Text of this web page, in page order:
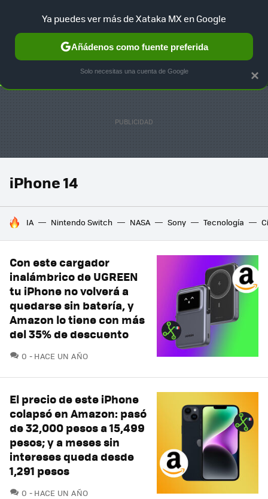
SELECCIÓN GAMING HOME AUTO TERRITORIO
iPhone 14
HOY SE HABLA DE
IA Nintendo Switch NASA Sony Tecnología
Con este cargador
inalámbrico de UGREEN
tu iPhone no volverá a
quedarse sin batería, y
Amazon lo tiene con más
del 35% de descuento
0 COMENTARIOS
HACE UN AÑO
El precio de este iPhone
colapsó en Amazon: pasó
de 32,000 pesos a 15,499
pesos; y a meses sin
intereses queda desde
1,291 pesos
0 COMENTARIOS
HACE UN AÑO
×
Ya puedes ver más de Xataka MX en Google
Añádenos como fuente preferida
Solo necesitas una cuenta de Google